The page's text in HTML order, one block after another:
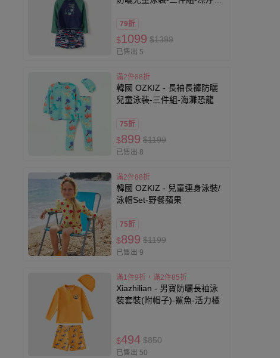
79折
$1099 $1399
已售出 5
滿2件88折
韓國 OZKIZ - 長袖長褲防曬
兒童泳裝-三件組-海灘恐龍
75折
$899 $1199
已售出 8
滿2件88折
韓國 OZKIZ - 兒童連身泳裝/
泳帽Set-野餐蘋果
75折
$899 $1199
已售出 9
滿1件9折，滿2件85折
Xiazhilian - 男寶防曬長袖泳
裝套裝(附帽子)-鯊魚-活力橘
$494 $850
已售出 50